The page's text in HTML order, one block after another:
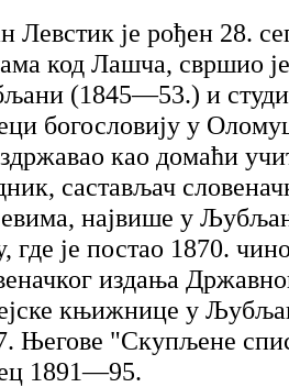
Левстик је рођен 28.
код Лашча, свршио
(1845—53.) и
богословију у
као домаћи
састављач
највише у
где је постао 1870.
издања
књижнице у
Његове "Скупљене
1891—95.